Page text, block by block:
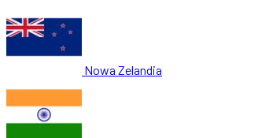
Nowa Zelandia